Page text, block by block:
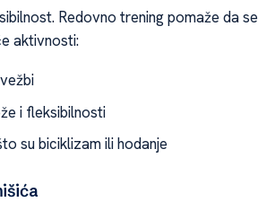
Redovno trening pomaže da se
aktivnosti:
i fleksibilnosti
su biciklizam ili hodanje